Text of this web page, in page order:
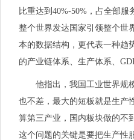
比重达到40%-50%，占全部
整个世界发达国家引领整个世
本的数据结构，更代表一种趋
的产业链体系、生产体系、
他指出，我国工业世界规
也不差，最大的短板就是生产
算第三产业，国内板块做的不
这个问题的关键是要把生产性